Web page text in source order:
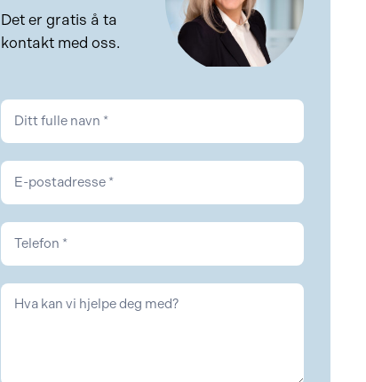
Det er gratis å ta
kontakt med oss.
Kontakt